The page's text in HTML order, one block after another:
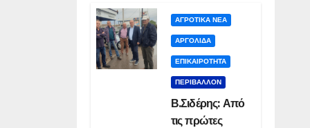
ΑΓΡΟΤΙΚΑ ΝΕΑ
ΑΡΓΟΛΙΔΑ
ΕΠΙΚΑΙΡΟΤΗΤΑ
ΠΕΡΙΒΑΛΛΟΝ
Β.Σιδέρης: Από
τις πρώτες